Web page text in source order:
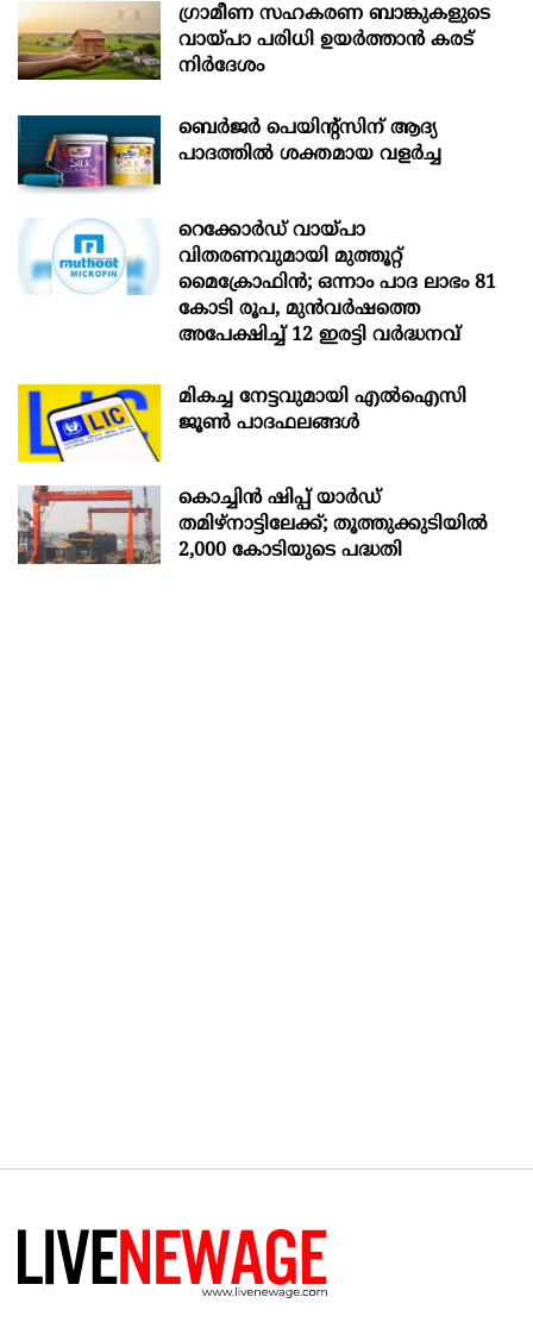
ഗ്രാമീണ സഹകരണ ബാങ്കുകളുടെ
വായ്പാ പരിധി ഉയർത്താൻ കരട്
നിർദേശം
ബെർജർ പെയിന്റ്സിന് ആദ്യ
പാദത്തിൽ ശക്തമായ വളർച്ച
റെക്കോർഡ് വായ്പാ
വിതരണവുമായി മുത്തൂറ്റ്
മൈക്രോഫിൻ; ഒന്നാം പാദ ലാഭം 81
കോടി രൂപ, മുൻവർഷത്തെ
അപേക്ഷിച്ച് 12 ഇരട്ടി വർദ്ധനവ്
മികച്ച നേട്ടവുമായി എൽഐസി
ജൂൺ പാദഫലങ്ങൾ
കൊച്ചിന്‍ ഷിപ്പ് യാർഡ്
തമിഴ്നാട്ടിലേക്ക്; തൂത്തുക്കുടിയിൽ
2,000 കോടിയുടെ പദ്ധതി